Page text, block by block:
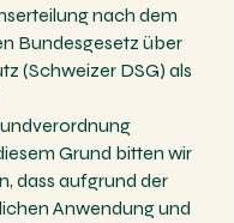
nach dem
Bundesgesetz über
(Schweizer DSG) als
Grund bitten wir
dass aufgrund der
Anwendung und